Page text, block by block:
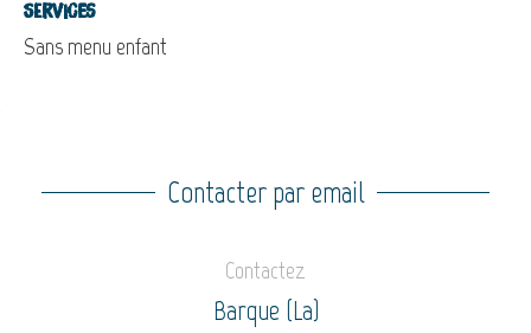
Services
Sans menu enfant
Contacter par email
Contactez
Barque (La)